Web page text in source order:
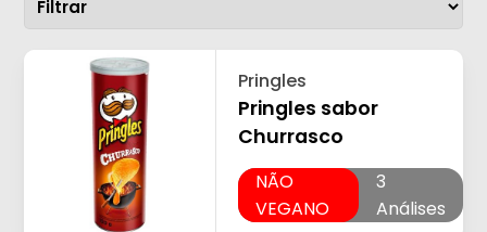
Pringles
Pringles sabor
Churrasco
NÃO
VEGANO
3
Análises